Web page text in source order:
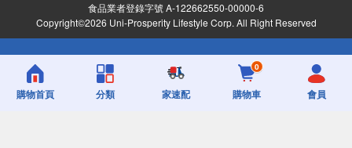
食品業者登錄字號 A-122662550-00000-6
Copyright©2026 Uni-Prosperity Lifestyle Corp. All Right Reserved
購物首頁 分類 家速配
0
購物車 會員